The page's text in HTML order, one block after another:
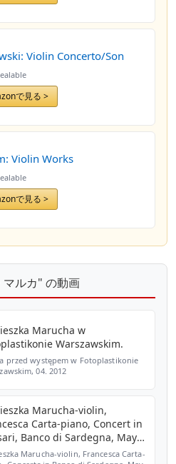
Violin Concerto/Son
で見る >
Violin Works
で見る >
ルカ" の動画
Marucha w
Warszawskim.
przed występem w Fotoplastikonie
04. 2012
Marucha-violin,
Carta-piano, Concert in
Banco di Sardegna, May
Marucha-violin, Francesca Carta-